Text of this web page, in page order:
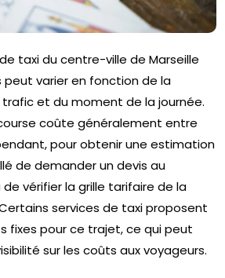
taxi du centre-ville de Marseille
peut varier en fonction de la
et du moment de la journée.
coûte généralement entre
pour obtenir une estimation
de demander un devis au
vérifier la grille tarifaire de la
services de taxi proposent
fixes pour ce trajet, ce qui peut
sur les coûts aux voyageurs.